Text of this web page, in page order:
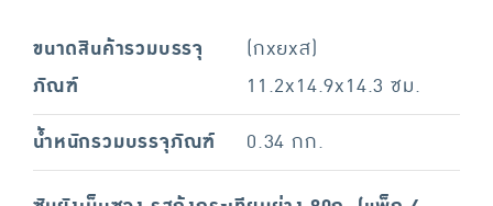
ขนาดสินค้ารวมบรรจุ
ภัณฑ์
(กxยxส)
11.2x14.9x14.3 ซม.
น้ำหนักรวมบรรจุภัณฑ์
0.34 กก.